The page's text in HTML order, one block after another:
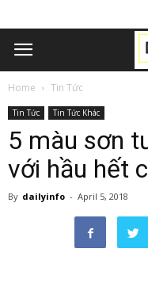
Home Tin Tức
Tin Tức Tin Tức Khác
5 màu sơn
với hầu hết
By dailyinfo - April 5, 2018